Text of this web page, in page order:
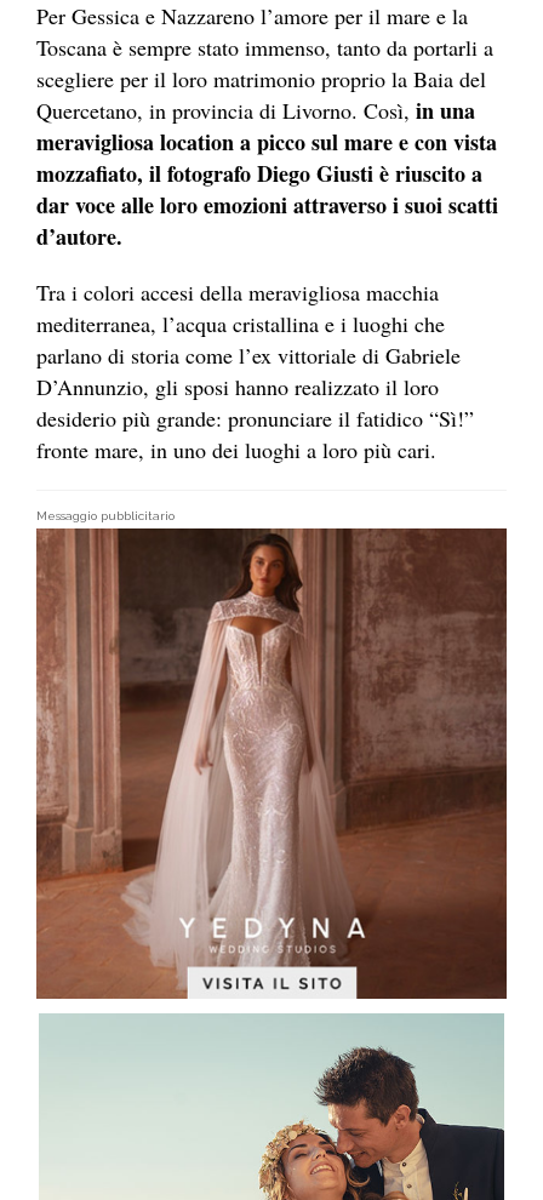
Per Gessica e Nazzareno l’amore per il mare e la
Toscana è sempre stato immenso, tanto da portarli a
scegliere per il loro matrimonio proprio la Baia del
Quercetano, in provincia di Livorno. Così, in una
meravigliosa location a picco sul mare e con vista
mozzafiato, il fotografo Diego Giusti è riuscito a
dar voce alle loro emozioni attraverso i suoi scatti
d’autore.
Tra i colori accesi della meravigliosa macchia
mediterranea, l’acqua cristallina e i luoghi che
parlano di storia come l’ex vittoriale di Gabriele
D’Annunzio, gli sposi hanno realizzato il loro
desiderio più grande: pronunciare il fatidico “Sì!”
fronte mare, in uno dei luoghi a loro più cari.
Messaggio pubblicitario